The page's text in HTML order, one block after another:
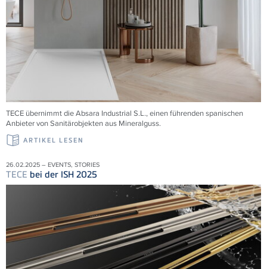
TECE übernimmt dieAbsara Industrial S.L., einen führenden spanischen
Anbieter von Sanitärobjekten aus Mineralguss.
ARTIKEL LESEN
26.02.2025 – EVENTS, STORIES
TECE bei der ISH 2025